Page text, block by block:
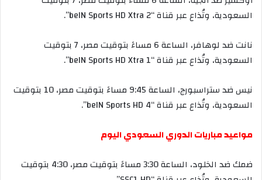
السعودية، وتُذاععبر قناة“beIN Sports HD Xtra 2”.
نانتضد لوهافر، الساعة مساءًبتوقيتمصر،
بتوقيت
السعودية، وتُذاععبر قناة“beIN Sports HD Xtra 1”.
نيسضدستراسبورج، الساعة مساءًبتوقيتمصر،
بتوقيت
السعودية، وتُذاععبر قناة“beIN Sports HD 4”.
مواعيدمبارياتالدوريالسعودياليوم
ضمكضد الخلود، الساعة مساءًبتوقيتمصر،
بتوقيت